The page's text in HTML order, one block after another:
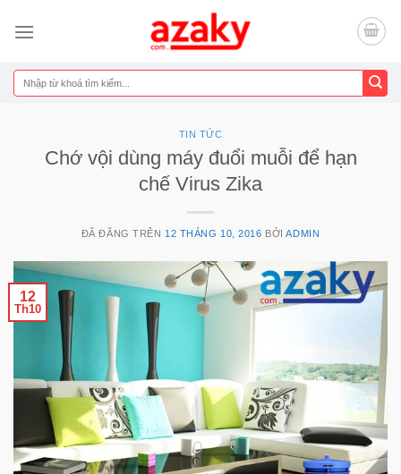
đến
dung
Tìm
kiếm:
TIN TỨC
Chớ vội dùng máy đuổi muỗi để hạn
chế Virus Zika
ĐÃ ĐĂNG TRÊN 12 THÁNG 10, 2016 BỞIADMIN
12
Th10